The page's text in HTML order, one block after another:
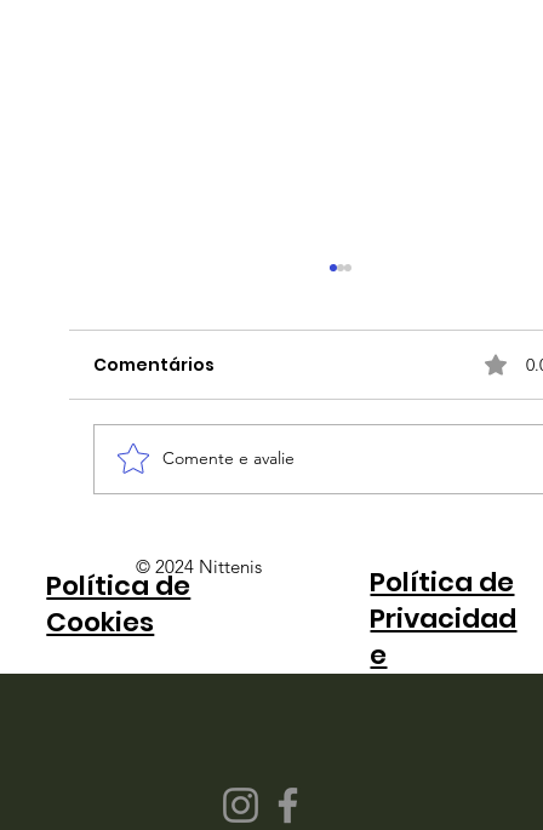
carreira e encerra a temporada
Comentários
Comente e avalie
© 2024 Nittenis
Política de
Privacidad
e
Política de
Cookies